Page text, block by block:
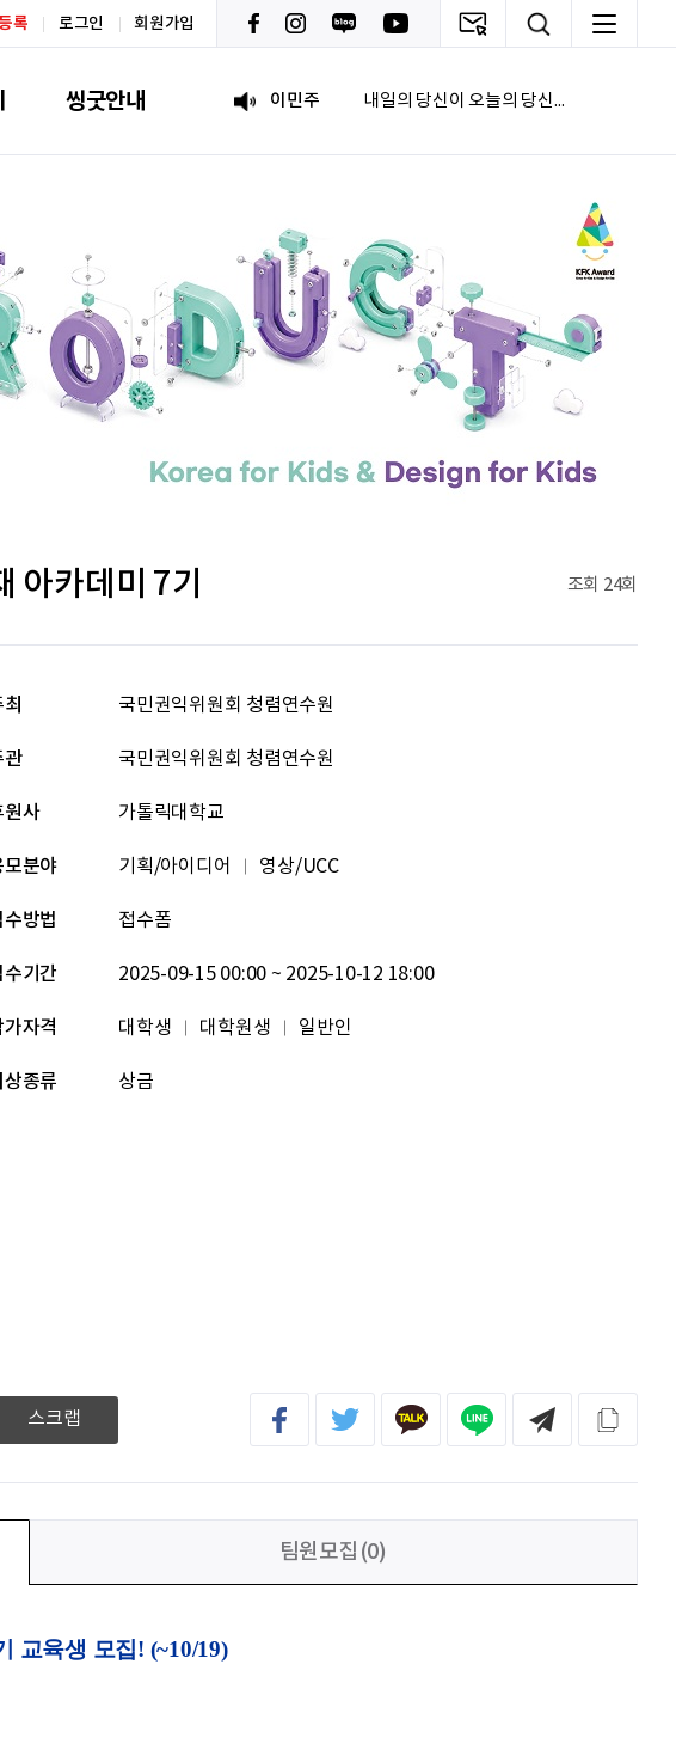
록 로그인 회원가입
씽굿안내
092
이민주 내일의 당신이 오늘의 당신보다 낫길!
최온유
이지현 화이틍
이현경 예술은 삶이자 죽음의 역사다.
092
이민주
이현경
아카데미 7기 조회 24회
국민권익위원회 청렴연수원
관 국민권익위원회 청렴연수원
원사 가톨릭대학교
모분야 기획/아이디어 영상/UCC
수방법 접수폼
수기간 2025-09-15 00:00 ~ 2025-10-12 18:00
가자격 대학생 대학원생 일반인
상종류 상금
스크랩
팀원모집(0)